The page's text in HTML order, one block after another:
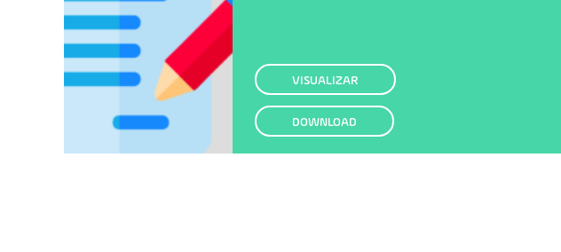
VISUALIZAR
DOWNLOAD